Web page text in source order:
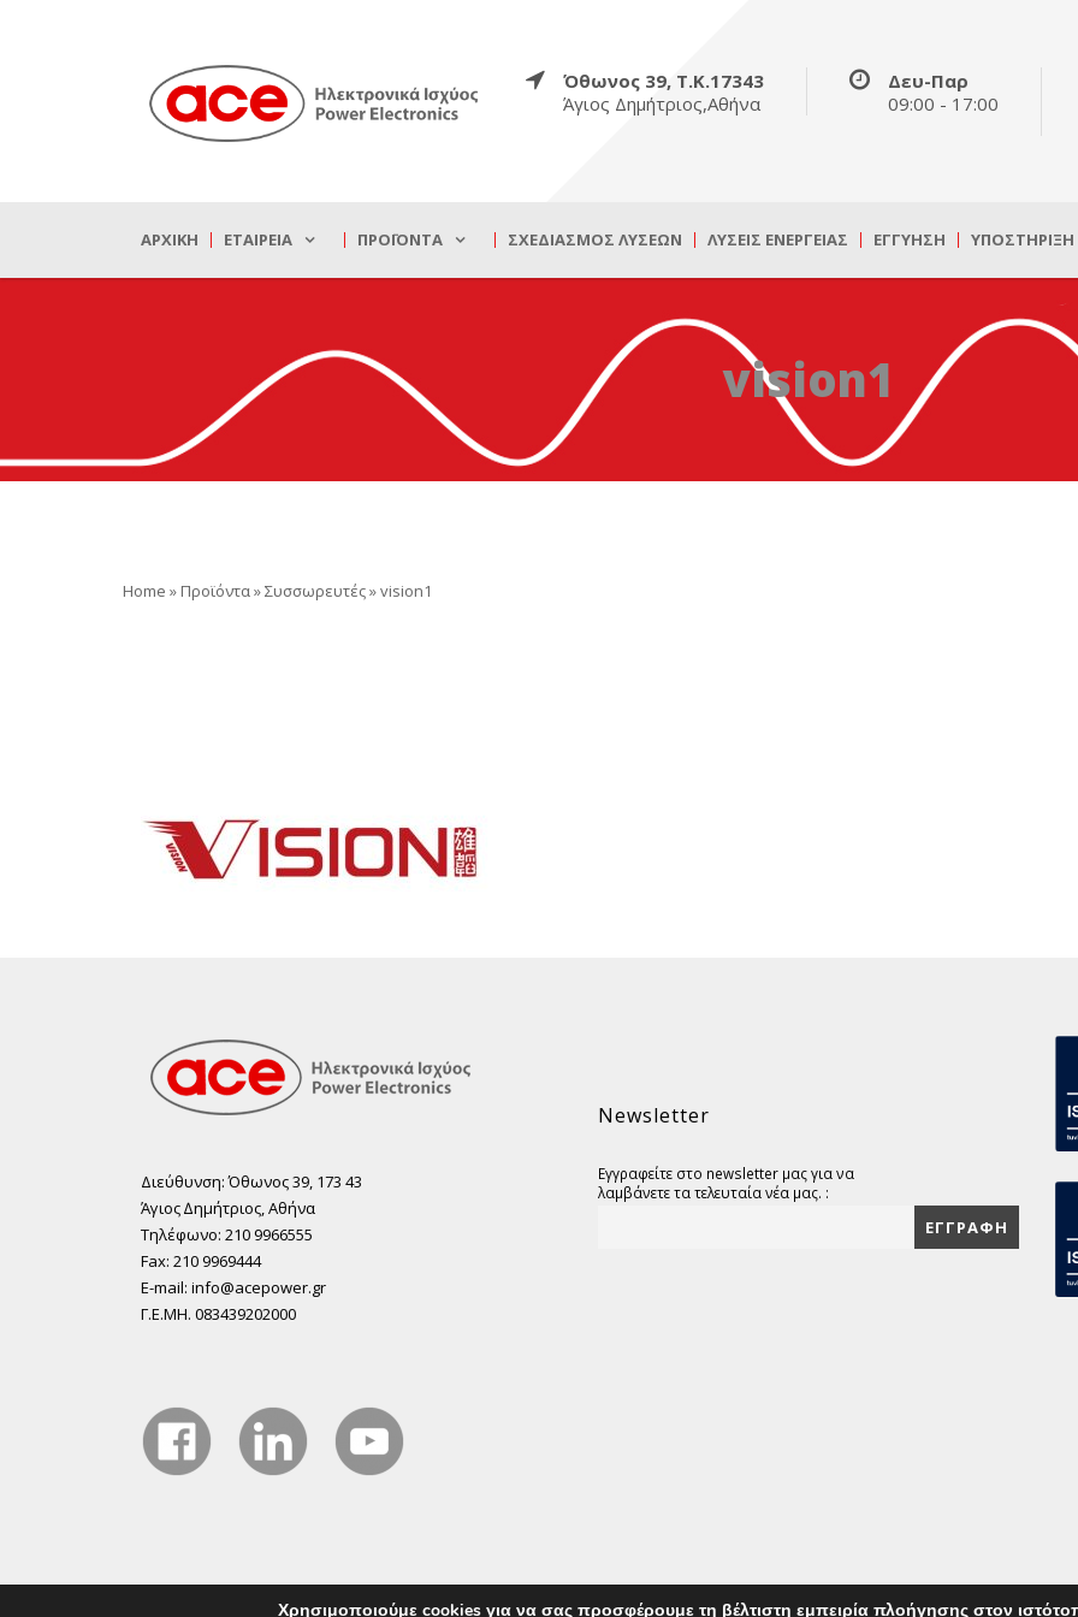
Όθωνος 39, Τ.Κ.17343
Άγιος Δημήτριος,Αθήνα
Δευ-Παρ
09:00 - 17:00
ΑΡΧΙΚΉ ΕΤΑΙΡΕΊΑ ΠΡΟΪΌΝΤΑ ΣΧΕΔΙΑΣΜΌΣ ΛΎΣΕΩΝ ΛΎΣΕΙΣ ΕΝΈΡΓΕΙΑΣ ΕΓΓΎΗΣΗ ΥΠΟΣΤΉΡΙΞΗ
vision1
Home » Προϊόντα»Συσσωρευτές»vision1
Διεύθυνση: Όθωνος 39, 173 43
Άγιος ∆ηµήτριος, Αθήνα
Τηλέφωνο: 210 9966555
Fax: 210 9969444
E-mail: info@acepower.gr
Γ.Ε.ΜΗ. 083439202000
Newsletter
Εγγραφείτε στο newsletter μας για να
λαμβάνετε τα τελευταία νέα μας. :
Χρησιμοποιούμε cookies για να σας προσφέρουμε τη βέλτιστη εμπειρία πλοήγησης στον